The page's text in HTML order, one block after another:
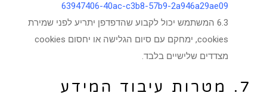
63947406-40ac-c3b8-57b9-2a946a29ae09
6.3 המשתמש יכול לקבוע שהדפדפן יתריע לפני שמירת
cookies, ימחקם עם סיום הגלישה או יחסום cookies
מצדדים שלישיים בלבד.
7. מטרות עיבוד המידע